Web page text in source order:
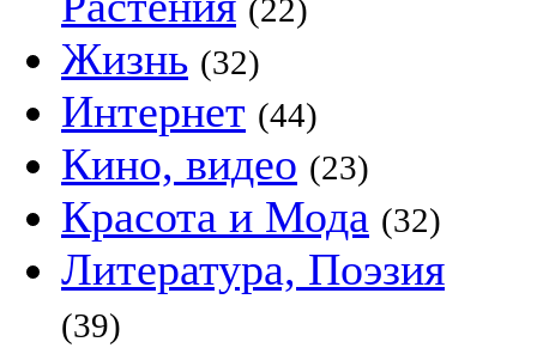
(22)
Жизнь (32)
Интернет (44)
Кино, видео (23)
Красота и Мода (32)
Литература, Поэзия
(39)